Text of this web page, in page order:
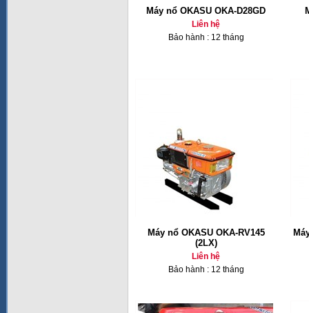
Máy nổ OKASU OKA-D28GD
Liên hệ
Bảo hành : 12 tháng
Máy nổ OKASU OKA-RV145
(2LX)
Liên hệ
Bảo hành : 12 tháng